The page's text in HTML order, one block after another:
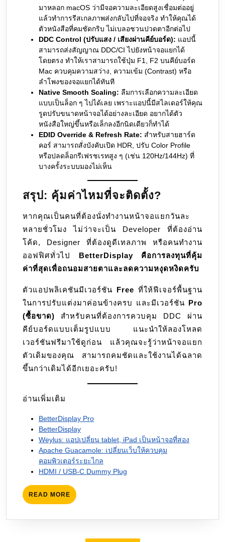
มาหลอก macOS ว่ามีจอความละเอียดสูงเชื่อมต่ออยู่
แล้วทำการรีสเกลภาพส่งกลับไปที่จอจริง ทำให้คุณได้
ตัวหนังสือที่คมชัดกริบ ไม่เบลอชวนปวดตาอีกต่อไป
DDC Control (ปรับแสง / เสียงผ่านคีย์บอร์ด): แอปนี้
สามารถส่งสัญญาณ DDC/CI ไปยังหน้าจอแยกได้
โดยตรง ทำให้เราสามารถใช้ปุ่ม F1, F2 บนคีย์บอร์ด
Mac ควบคุมความสว่าง, ความเข้ม (Contrast) หรือ
ลำโพงของจอแยกได้ทันที
Native Smooth Scaling: ลืมการเลือกความละเอียด
แบบเป็นล็อก ๆ ไปได้เลย เพราะแอปนี้มีสไลเดอร์ให้คุณ
รูดปรับขนาดหน้าจอได้อย่างละเอียด อยากได้ตัว
หนังสือใหญ่ขึ้นหรือเล็กลงอีกนิดเดียวก็ทำได้
EDID Override & Refresh Rate: สำหรับสายฮาร์ด
คอร์ สามารถสั่งบังคับเปิด HDR, ปรับ Color Profile
หรือปลดล็อกรีเฟรชเรทสูง ๆ (เช่น 120Hz/144Hz) ที่
บางครั้งระบบมองไม่เห็น
สรุป: คุ้มค่าไหมที่จะติดตั้ง?
หากคุณเป็นคนที่ต้องนั่งทำงานหน้าจอแยกวันละ
หลายชั่วโมง ไม่ว่าจะเป็น Developer ที่ต้องอ่าน
โค้ด, Designer ที่ต้องดูดีเทลภาพ หรือคนทำงาน
ออฟฟิศทั่วไป BetterDisplay คือการลงทุนที่คุ้ม
ค่าที่สุดเพื่อถนอมสายตาและลดความหงุดหงิดครับ
ตัวแอปพลิเคชันมีเวอร์ชัน Free ที่ให้ฟีเจอร์พื้นฐาน
ในการปรับแต่งมาค่อนข้างครบ และมีเวอร์ชัน Pro
(ซื้อขาด) สำหรับคนที่ต้องการควบคุม DDC ผ่าน
คีย์บอร์ดแบบเต็มรูปแบบ แนะนำให้ลองโหลด
เวอร์ชันฟรีมาใช้ดูก่อน แล้วคุณจะรู้ว่าหน้าจอแยก
ตัวเดิมของคุณ สามารถคมชัดและใช้งานได้ฉลาด
ขึ้นกว่าเดิมได้อีกเยอะครับ!
อ่านเพิ่มเติม
BetterDisplay Pro
BetterDisplay
Weylus: แอปเปลี่ยน tablet, iPad เป็นหน้าจอที่สอง
Apache Guacamole: เปลี่ยนเว็บให้ควบคุม
คอมพิวเตอร์ระยะไกล
HDMI / USB-C Dummy Plug
READ MORE READ
MORE